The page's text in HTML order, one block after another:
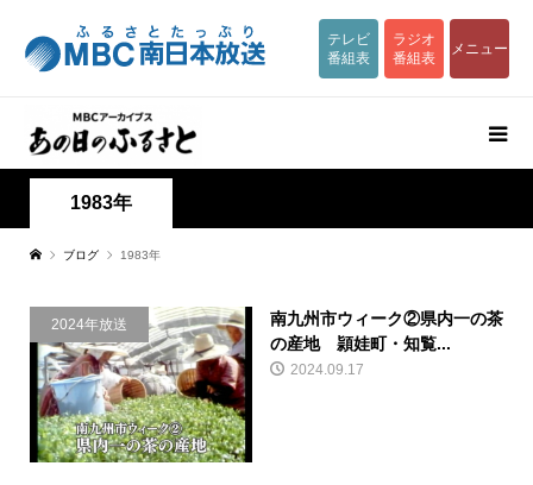
テレビ
番組表
ラジオ
番組表
メニュー
1983年
ブログ 1983年
2024年放送
南九州市ウィーク②県内一の茶
の産地 頴娃町・知覧...
2024.09.17